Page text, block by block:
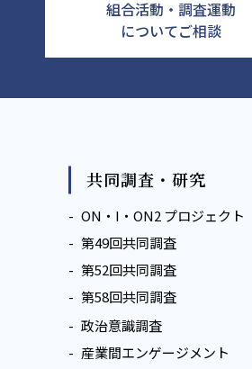
組合活動・調査運動
についてご相談
共同調査・研究
ON・I・ON2 プロジェクト
第49回共同調査
第52回共同調査
第58回共同調査
政治意識調査
産業間エンゲージメント